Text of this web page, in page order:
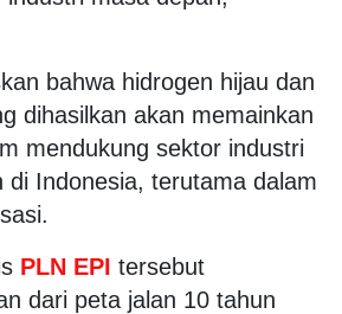
bahwa hidrogen hijau dan
dihasilkan akan memainkan
mendukung sektor industri
di Indonesia, terutama dalam
PLN EPI tersebut
dari peta jalan 10 tahun